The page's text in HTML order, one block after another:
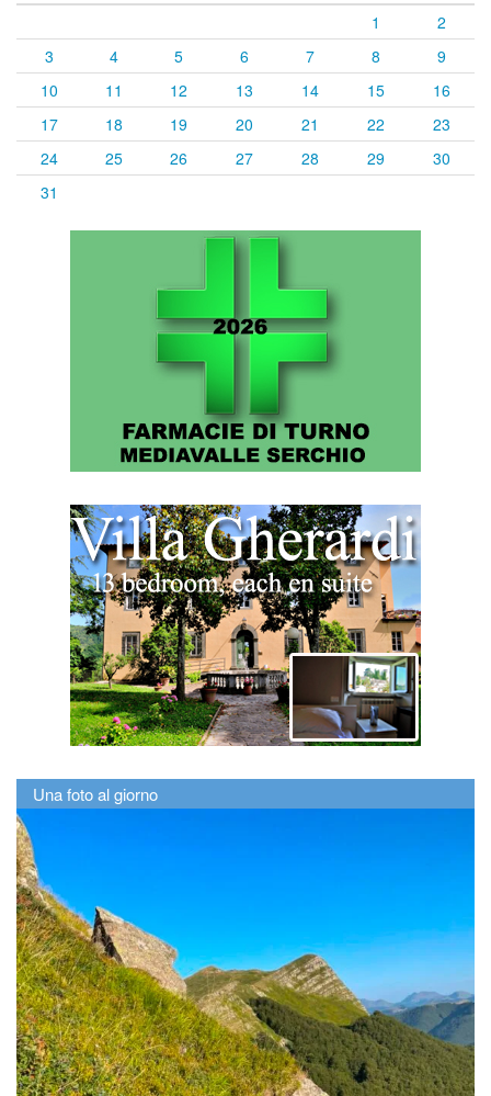
1
2
3
4 5 6 7 8
9
10
11 12 13 14 15
16
17
18 19 20 21 22
23
24
25 26 27 28 29
30
31
Una foto al giorno